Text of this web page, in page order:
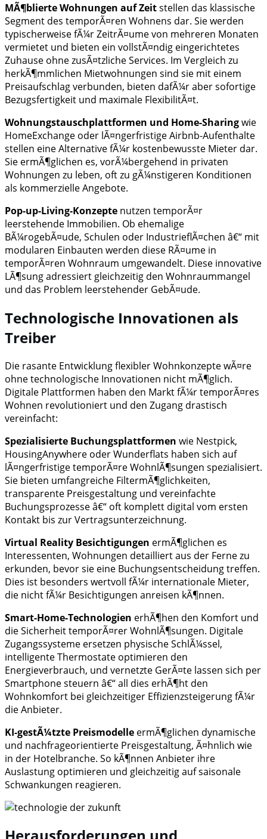
MÃ¶blierte Wohnungen auf Zeitstellen das klassische
Segment des temporÃ¤ren Wohnens dar. Sie werden
typischerweise fÃ¼r ZeitrÃ¤ume von mehreren Monaten
vermietet und bieten ein vollstÃ¤ndig eingerichtetes
Zuhause ohne zusÃ¤tzliche Services. Im Vergleich zu
herkÃ¶mmlichen Mietwohnungen sind sie mit einem
Preisaufschlag verbunden, bieten dafÃ¼r aber sofortige
Bezugsfertigkeit und maximale FlexibilitÃ¤t.
Wohnungstauschplattformen und Home-Sharingwie
HomeExchange oder lÃ¤ngerfristige Airbnb-Aufenthalte
stellen eine Alternative fÃ¼r kostenbewusste Mieter dar.
Sie ermÃ¶glichen es, vorÃ¼bergehend in privaten
Wohnungen zu leben, oft zu gÃ¼nstigeren Konditionen
als kommerzielle Angebote.
Pop-up-Living-Konzepte nutzen temporÃ¤r
leerstehende Immobilien. Ob ehemalige
BÃ¼rogebÃ¤ude, Schulen oder IndustrieflÃ¤chen â€“ mit
modularen Einbauten werden diese RÃ¤ume in
temporÃ¤ren Wohnraum umgewandelt. Diese innovative
LÃ¶sung adressiert gleichzeitig den Wohnraummangel
und das Problem leerstehender GebÃ¤ude.
Technologische Innovationen als
Treiber
Die rasante Entwicklung flexibler Wohnkonzepte wÃ¤re
ohne technologische Innovationen nicht mÃ¶glich.
Digitale Plattformen haben den Markt fÃ¼r temporÃ¤res
Wohnen revolutioniert und den Zugang drastisch
vereinfacht:
Spezialisierte Buchungsplattformen wie Nestpick,
HousingAnywhere oder Wunderflats haben sich auf
lÃ¤ngerfristige temporÃ¤re WohnlÃ¶sungen spezialisiert.
Sie bieten umfangreiche FiltermÃ¶glichkeiten,
transparente Preisgestaltung und vereinfachte
Buchungsprozesse â€“ oft komplett digital vom ersten
Kontakt bis zur Vertragsunterzeichnung.
Virtual Reality Besichtigungen ermÃ¶glichen es
Interessenten, Wohnungen detailliert aus der Ferne zu
erkunden, bevor sie eine Buchungsentscheidung treffen.
Dies ist besonders wertvoll fÃ¼r internationale Mieter,
die nicht fÃ¼r Besichtigungen anreisen kÃ¶nnen.
Smart-Home-Technologien erhÃ¶hen den Komfort und
die Sicherheit temporÃ¤rer WohnlÃ¶sungen. Digitale
Zugangssysteme ersetzen physische SchlÃ¼ssel,
intelligente Thermostate optimieren den
Energieverbrauch, und vernetzte GerÃ¤te lassen sich per
Smartphone steuern â€“ all dies erhÃ¶ht den
Wohnkomfort bei gleichzeitiger Effizienzsteigerung fÃ¼r
die Anbieter.
KI-gestÃ¼tzte Preismodelle ermÃ¶glichen dynamische
und nachfrageorientierte Preisgestaltung, Ã¤hnlich wie
in der Hotelbranche. So kÃ¶nnen Anbieter ihre
Auslastung optimieren und gleichzeitig auf saisonale
Schwankungen reagieren.